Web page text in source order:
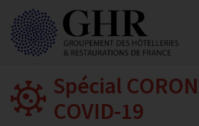
Spécial
COVID-19